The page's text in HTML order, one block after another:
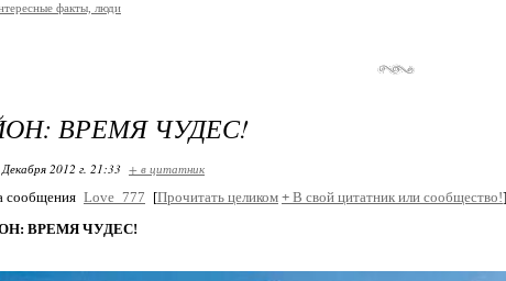
можем упорно в течение некоторого времени думать об одном и том
место внимания - это подчинение как внутреннему намерению человека,
влиянием. Он полностью "плавает" в частотном бульоне матрицы и
факты, люди
ВРЕМЯ ЧУДЕС!
2012 г. 21:33 + в цитатник
сообщения Love_777 [Прочитать целиком + В свой цитатник или сообщество!]
ВРЕМЯ ЧУДЕС!